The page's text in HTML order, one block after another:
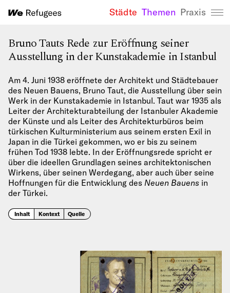
We Refugees
Städte Themen Praxis
Bruno Tauts Rede zur Eröffnung seiner
Ausstellung in der Kunstakademie in Istanbul
Am 4. Juni 1938 eröffnete der Architekt und Städtebauer
des Neuen Bauens, Bruno Taut, die Ausstellung über sein
Werk in der Kunstakademie in Istanbul. Taut war 1935 als
Leiter der Architekturabteilung der Istanbuler Akademie
der Künste und als Leiter des Architekturbüros beim
türkischen Kulturministerium aus seinem ersten Exil in
Japan in die Türkei gekommen, wo er bis zu seinem
frühen Tod 1938 lebte. In der Eröffnungsrede spricht er
über die ideellen Grundlagen seines architektonischen
Wirkens, über seinen Werdegang, aber auch über seine
Hoffnungen für die Entwicklung des Neuen Bauens in
der Türkei.
Inhalt Kontext Quelle